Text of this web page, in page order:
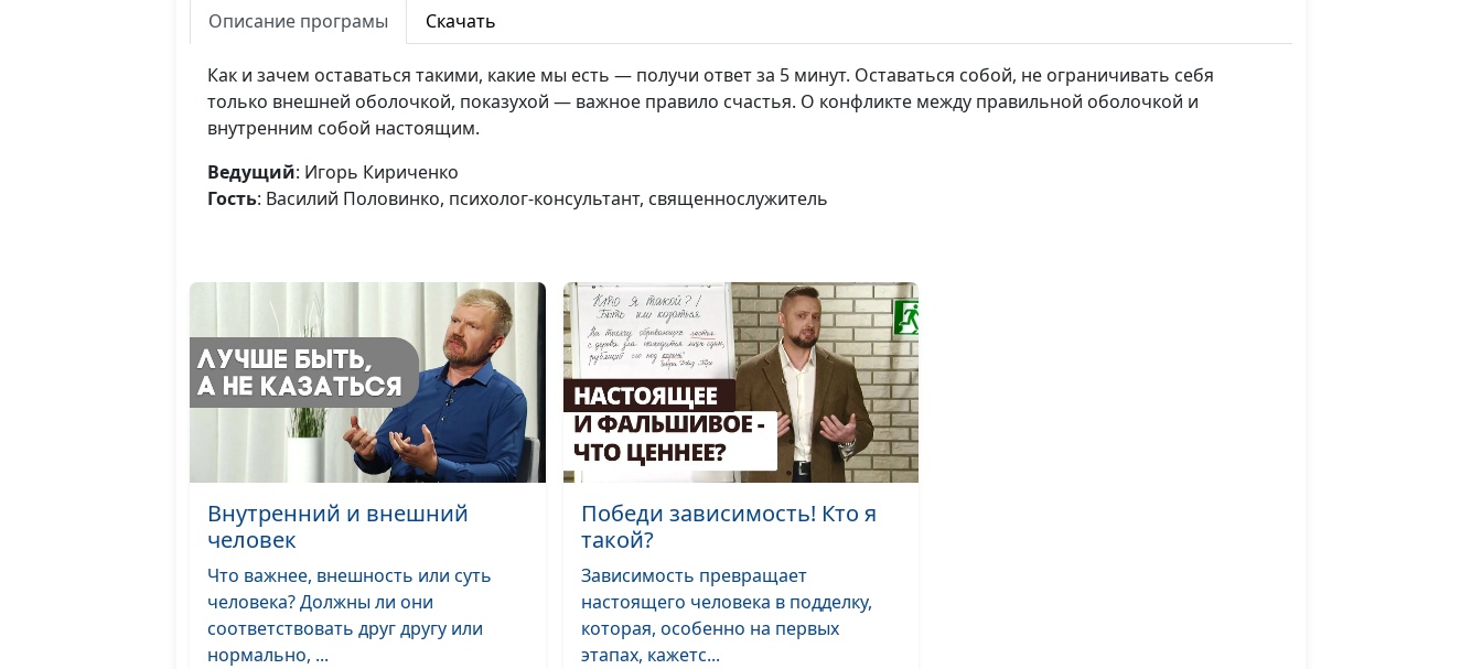
Описание програмы Скачать
Как и зачем оставаться такими, какие мы есть — получи ответ за 5 минут. Оставаться собой, не ограничивать себя
только внешней оболочкой, показухой — важное правило счастья. О конфликте между правильной оболочкой и
внутренним собой настоящим.
Ведущий: Игорь Кириченко
Гость: Василий Половинко, психолог-консультант, священнослужитель
Внутренний и внешний
человек
Что важнее, внешность или суть
человека? Должны ли они
соответствовать друг другу или
нормально, ...
Победи зависимость! Кто я
такой?
Зависимость превращает
настоящего человека в подделку,
которая, особенно на первых
этапах, кажетс...